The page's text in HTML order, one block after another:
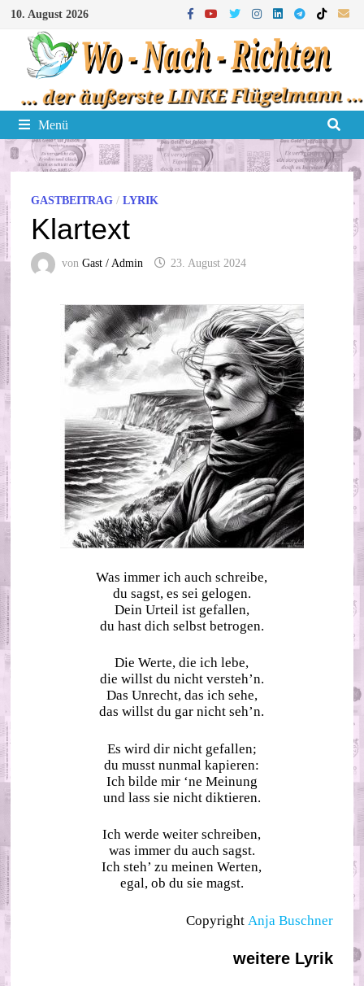
Zum
Inhalt
springen
10. August 2026
Menü
GASTBEITRAG /LYRIK
Klartext
vonGast / Admin 23. August 2024
Was immer ich auch schreibe,
du sagst, es sei gelogen.
Dein Urteil ist gefallen,
du hast dich selbst betrogen.
Die Werte, die ich lebe,
die willst du nicht versteh’n.
Das Unrecht, das ich sehe,
das willst du gar nicht seh’n.
Es wird dir nicht gefallen;
du musst nunmal kapieren:
Ich bilde mir ‘ne Meinung
und lass sie nicht diktieren.
Ich werde weiter schreiben,
was immer du auch sagst.
Ich steh’ zu meinen Werten,
egal, ob du sie magst.
Copyright Anja Buschner
weitere Lyrik